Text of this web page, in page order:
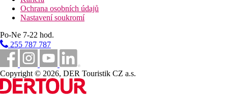
Bazény
Dětský bazén
Bar u bazénu
Fotogalerie
Ochrana osobních údajů
Nastavení soukromí
Po-Ne 7-22 hod.
255 787 787
Copyright © 2026, DER Touristik CZ a.s.